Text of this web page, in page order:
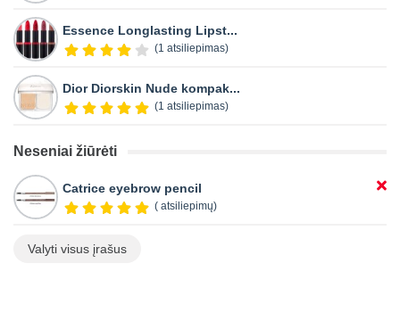
Essence Longlasting Lipst...
(1 atsiliepimas)
Dior Diorskin Nude kompak...
(1 atsiliepimas)
Neseniai žiūrėti
Catrice eyebrow pencil
( atsiliepimų)
Valyti visus įrašus